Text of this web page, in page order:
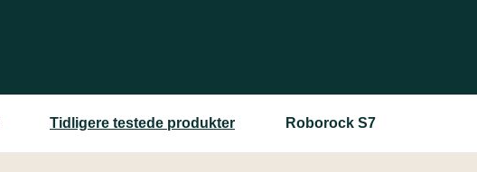
Tidligere testede produkter Roborock S7